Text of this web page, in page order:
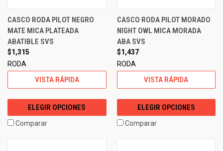
CASCO RODA PILOT NEGRO
MATE MICA PLATEADA
ABATIBLE SVS
$1,315
RODA
VISTA RÁPIDA
ELEGIR OPCIONES
Comparar
CASCO RODA PILOT MORADO
NIGHT OWL MICA MORADA
ABA SVS
$1,437
RODA
VISTA RÁPIDA
ELEGIR OPCIONES
Comparar